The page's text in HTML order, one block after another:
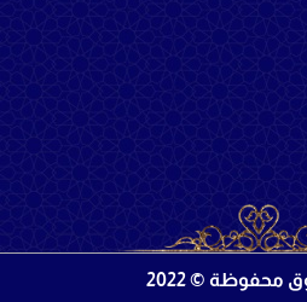
محفوظة © 2022